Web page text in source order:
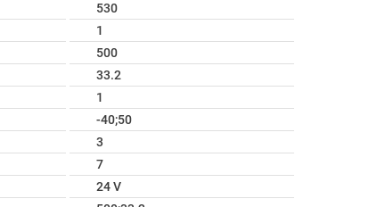
530
1
500
33.2
1
-40;50
3
7
24 V